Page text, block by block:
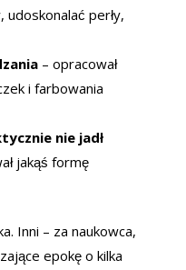
perły,
– opracował
i farbowania
nie jadł
jakąś formę
Inni – za naukowca,
epokę o kilka